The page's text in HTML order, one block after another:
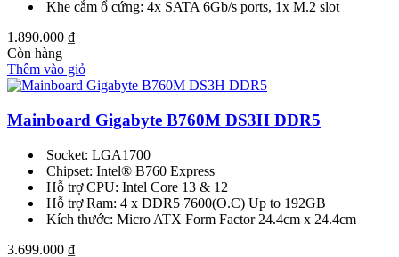
Khe cắm ổ cứng: 4x SATA 6Gb/s ports, 1x M.2 slot
1.890.000 ₫
Còn hàng
Thêm vào giỏ
Mainboard Gigabyte B760M DS3H DDR5
Socket: LGA1700
Chipset: Intel® B760 Express
Hỗ trợ CPU: Intel Core 13 & 12
Hỗ trợ Ram: 4 x DDR5 7600(O.C) Up to 192GB
Kích thước: Micro ATX Form Factor 24.4cm x 24.4cm
3.699.000 ₫